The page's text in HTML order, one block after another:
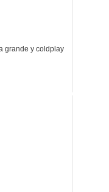
grande y coldplay